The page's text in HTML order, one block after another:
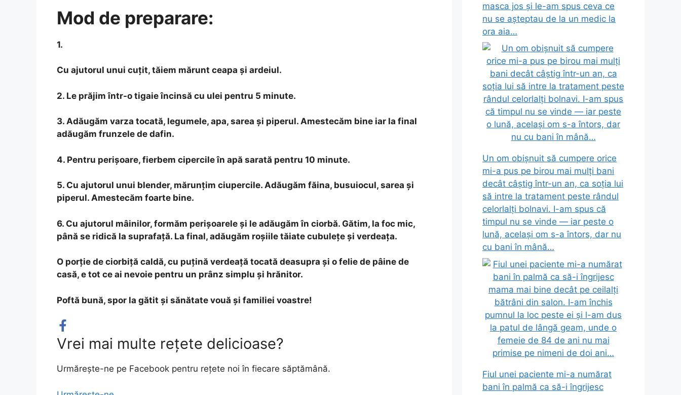
Mod de preparare:
1.
Cu ajutorul unui cuțit, tăiem mărunt ceapa și ardeiul.
2. Le prăjim într-o tigaie încinsă cu ulei pentru 5 minute.
3. Adăugăm varza tocată, legumele, apa, sarea și piperul. Amestecăm bine iar la final
adăugăm frunzele de dafin.
4. Pentru perișoare, fierbem cipercile în apă sarată pentru 10 minute.
5. Cu ajutorul unui blender, mărunțim ciupercile. Adăugăm făina, busuiocul, sarea și
piperul. Amestecăm foarte bine.
6. Cu ajutorul mâinilor, formăm perișoarele și le adăugăm în ciorbă. Gătim, la foc mic,
până se ridică la suprafață. La final, adăugăm roșiile tăiate cubulețe și verdeața.
O porție de ciorbiță caldă, cu puțină verdeață tocată deasupra și o felie de pâine de
casă, e tot ce ai nevoie pentru un prânz simplu și hrănitor.
Poftă bună, spor la gătit și sănătate vouă și familiei voastre!
Vrei mai multe rețete delicioase?
Urmărește-ne pe Facebook pentru rețete noi în fiecare săptămână.
masca jos și le-am spus ceva ce
nu se așteptau de la un medic la
ora aia…
Un om obișnuit să cumpere orice
mi-a pus pe birou mai mulți bani
decât câștig într-un an, ca soția lui
să intre la tratament peste rândul
celorlalți bolnavi. I-am spus că
timpul nu se vinde — iar peste o
lună, același om s-a întors, dar nu
cu bani în mână…
Fiul unei paciente mi-a numărat
bani în palmă ca să-i îngrijesc